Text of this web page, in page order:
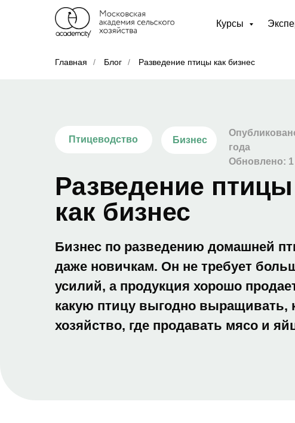
Курсы
Главная / Блог / Разведение птицы как бизнес
Птицеводство Бизнес
Бизнес по разведению домашней
даже новичкам. Он не требует
усилий, а продукция хорошо
какую птицу выгодно выращивать,
хозяйство, где продавать мясо и
года
Обновлено: 1
Разведение птицы
как бизнес